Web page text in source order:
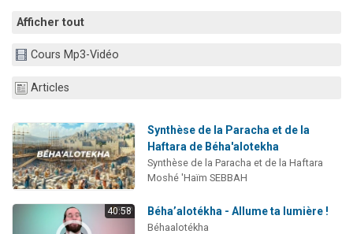
Afficher tout
Cours Mp3-Vidéo
Articles
Synthèse de la Paracha et de la
Haftara de Béha'alotekha
Synthèse de la Paracha et de la Haftara
Moshé 'Haïm SEBBAH
40:58 Béha’alotékha - Allume ta lumière !
Béhaalotékha